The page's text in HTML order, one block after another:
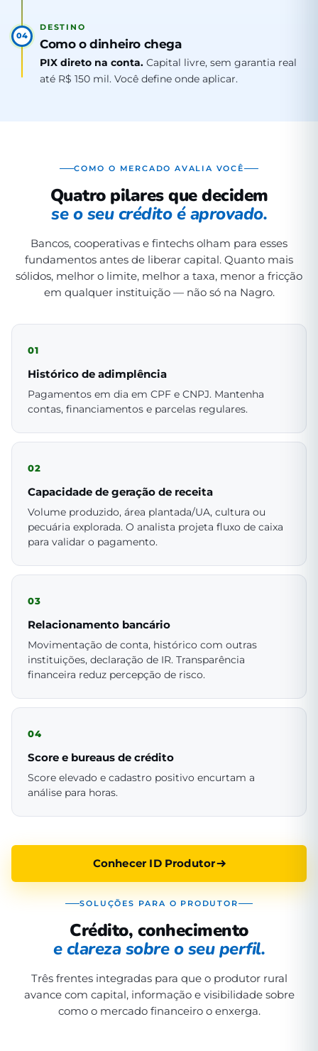
04
DESTINO
Como o dinheiro chega
PIX direto na conta. Capital livre, sem garantia real
até R$ 150 mil. Você define onde aplicar.
COMO O MERCADO AVALIA VOCÊ
Quatro pilares que decidem
se o seu crédito é aprovado.
Bancos, cooperativas e fintechs olham para esses
fundamentos antes de liberar capital. Quanto mais
sólidos, melhor o limite, melhor a taxa, menor a fricção
em qualquer instituição — não só na Nagro.
01
Histórico de adimplência
Pagamentos em dia em CPF e CNPJ. Mantenha
contas, financiamentos e parcelas regulares.
02
Capacidade de geração de receita
Volume produzido, área plantada/UA, cultura ou
pecuária explorada. O analista projeta fluxo de caixa
para validar o pagamento.
03
Relacionamento bancário
Movimentação de conta, histórico com outras
instituições, declaração de IR. Transparência
financeira reduz percepção de risco.
04
Score e bureaus de crédito
Score elevado e cadastro positivo encurtam a
análise para horas.
Conhecer ID Produtor
SOLUÇÕES PARA O PRODUTOR
Crédito, conhecimento
e clareza sobre o seu perfil.
Três frentes integradas para que o produtor rural
avance com capital, informação e visibilidade sobre
como o mercado financeiro o enxerga.